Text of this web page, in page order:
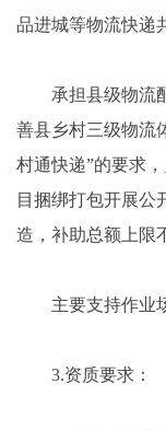
品进城等物流快递
承担县级物流配
善县乡村三级物流
村通快递”的要求
目捆绑打包开展公
造，补助总额上限
主要支持作业场
3.资质要求：